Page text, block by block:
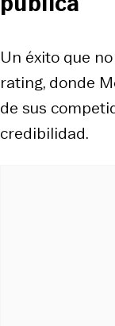
Un éxito que
rating, donde
de sus
credibilidad.